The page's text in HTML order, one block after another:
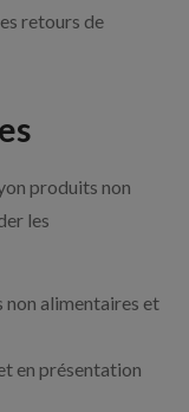
retours de
produits non
les
non alimentaires et
en présentation